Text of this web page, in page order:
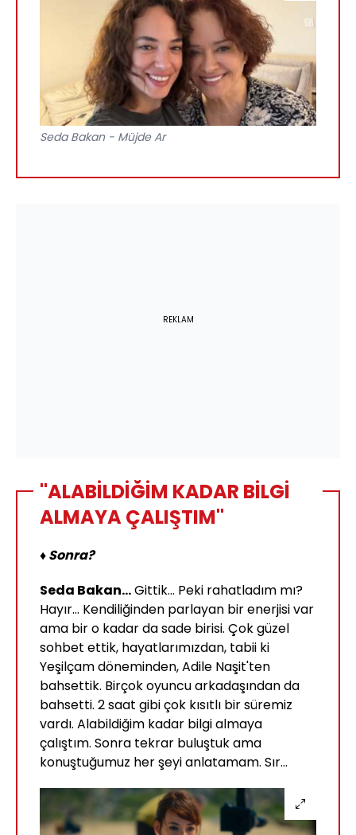
Seda Bakan - Müjde Ar
REKLAM
"ALABİLDİĞİM KADAR BİLGİ
ALMAYA ÇALIŞTIM"
♦ Sonra?
Seda Bakan...Gittik... Peki rahatladım mı?
Hayır... Kendiliğinden parlayan bir enerjisi var
ama bir o kadar da sade birisi. Çok güzel
sohbet ettik, hayatlarımızdan, tabii ki
Yeşilçam döneminden, Adile Naşit'ten
bahsettik. Birçok oyuncu arkadaşından da
bahsetti. 2 saat gibi çok kısıtlı bir süremiz
vardı. Alabildiğim kadar bilgi almaya
çalıştım. Sonra tekrar buluştuk ama
konuştuğumuz her şeyi anlatamam. Sır...